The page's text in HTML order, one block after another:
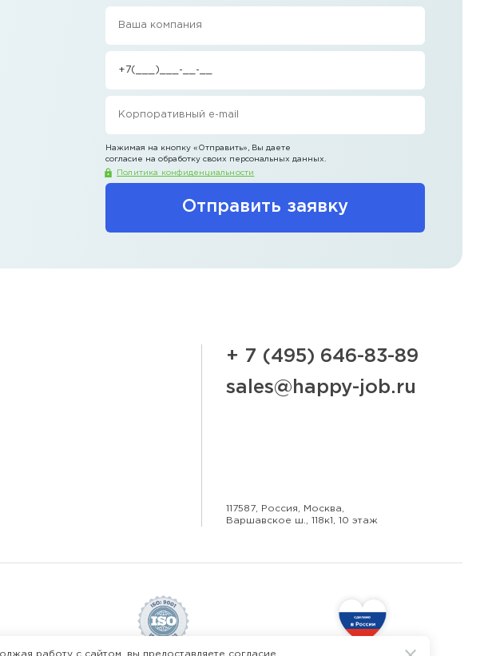
Отправить заявку
Нажимая на кнопку «Отправить» , Вы даете
согласие на обработку своих персональных данных.
Политика конфиденциальности
+ 7 (495) 646-83-89
sales@happy-job.ru
117587, Россия, Москва,
Варшавское ш., 118к1, 10 этаж
работу с сайтом, вы предоставляете согласие